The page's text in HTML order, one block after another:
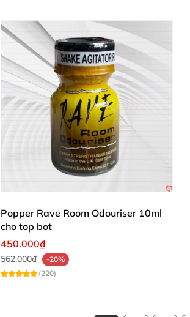
Popper Rave Room Odouriser 10ml
cho top bot
450.000₫
562.000₫
-20%
(220)